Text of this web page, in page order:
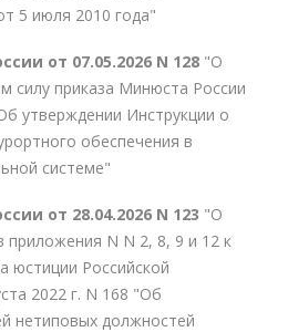
5 июля 2010 года"
от 07.05.2026 N 128 "О
силу приказа Минюста России
утверждении Инструкции о
обеспечения в
системе"
от 28.04.2026 N 123 "О
приложения N N 2, 8, 9 и 12 к
юстиции Российской
2022 г. N 168 "Об
нетиповых должностей